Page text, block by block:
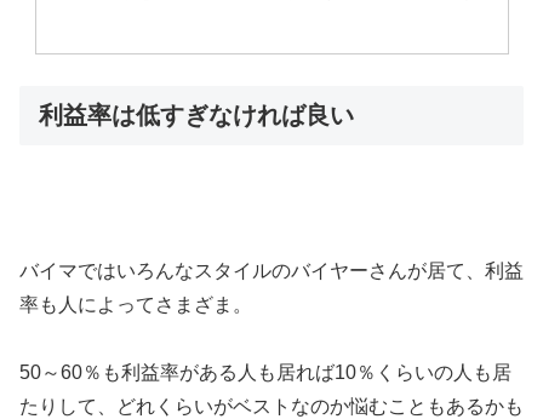
利益率は低すぎなければ良い
バイマではいろんなスタイルのバイヤーさんが居て、利益
率も人によってさまざま。
50～60％も利益率がある人も居れば10％くらいの人も居
たりして、どれくらいがベストなのか悩むこともあるかも